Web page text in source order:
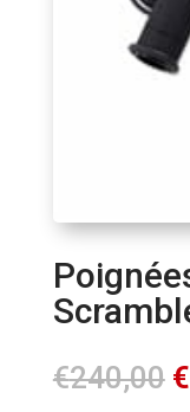
€240,00 €